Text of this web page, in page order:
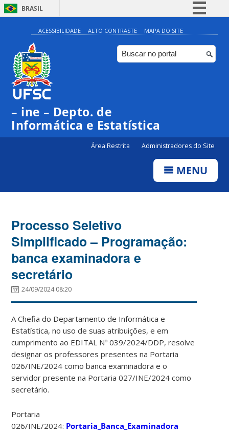
BRASIL
Simplifique!
Comunica BR
Participe
ACESSIBILIDADE ALTO CONTRASTE MAPA DO SITE
– ine – Depto. de
Informática e Estatística
Área Restrita Administradores do Site
MENU
Processo Seletivo
Simplificado – Programação:
banca examinadora e
secretário
24/09/2024 08:20
A Chefia do Departamento de Informática e
Estatística, no uso de suas atribuições, e em
cumprimento ao EDITAL Nº 039/2024/DDP, resolve
designar os professores presentes na Portaria
026/INE/2024 como banca examinadora e o
servidor presente na Portaria 027/INE/2024 como
secretário.
Portaria
026/INE/2024: Portaria_Banca_Examinadora